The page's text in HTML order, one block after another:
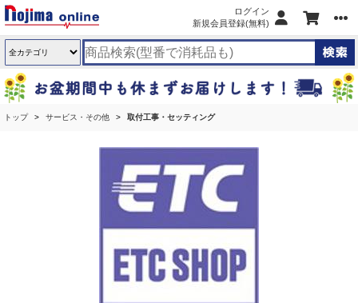
ログイン
新規会員登録(無料)
トップ サービス・その他 取付工事・セッティング